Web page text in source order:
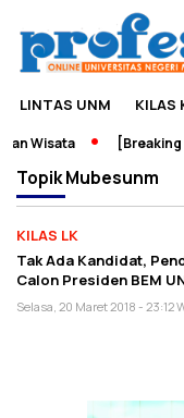
LINTAS UNM KILAS
Wisata [Breaking
TopikMubesunm
KILAS LK
Tak Ada Kandidat,
Calon Presiden BEM
Selasa, 20 Maret 2018 - 23:12